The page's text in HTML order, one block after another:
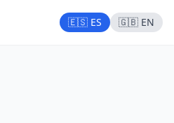
🇪🇸 ES 🇬🇧 EN